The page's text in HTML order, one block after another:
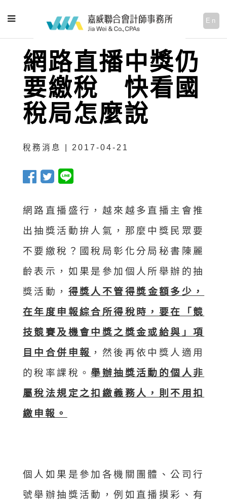
En
網路直播中獎仍
要繳稅 快看國
稅局怎麼說
稅務消息 | 2017-04-21
網路直播盛行，越來越多直播主會推
出抽獎活動拚人氣，那麼中獎民眾要
不要繳稅？國稅局彰化分局秘書陳麗
齡表示，如果是參加個人所舉辦的抽
獎活動， 得獎人不管得獎金額多少，
在年度申報綜合所得稅時，要在「競
技競賽及機會中獎之獎金或給與」項
目中合併申報 ，然後再依中獎人適用
的稅率課稅。舉辦抽獎活動的個人非
屬稅法規定之扣繳義務人，則不用扣
繳申報。
個人如果是參加各機關團體、公司行
號舉辦抽獎活動，例如直播摸彩、有